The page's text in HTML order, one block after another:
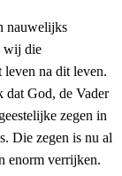
nauwelijks
wij die
leven na dit leven.
dat God, de Vader
zegen in
Die zegen is nu al
enorm verrijken.